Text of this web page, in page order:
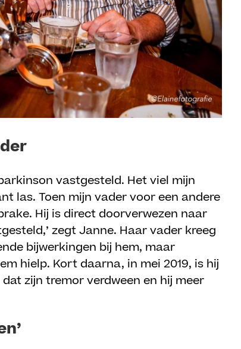
vastgesteld. Het viel mijn
las. Toen mijn vader voor een andere
Hij is direct doorverwezen naar
zegt Janne. Haar vader kreeg
bijwerkingen bij hem, maar
hielp. Kort daarna, in mei 2019, is hij
zijn tremor verdween en hij meer